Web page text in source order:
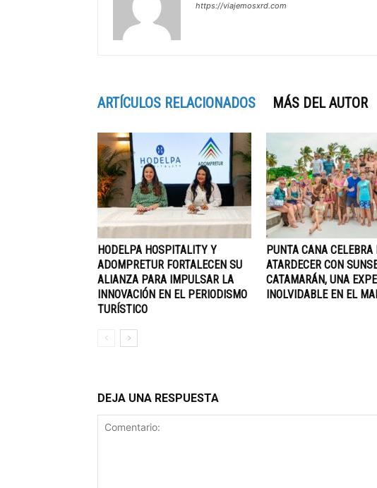
https://viajemosxrd.com
ARTÍCULOS RELACIONADOS MÁS DEL AUTOR
HODELPA HOSPITALITY Y
ADOMPRETUR FORTALECEN SU
ALIANZA PARA IMPULSAR LA
INNOVACIÓN EN EL PERIODISMO
TURÍSTICO
PUNTA CANA CELEBRA
ATARDECER CON
CATAMARÁN, UNA
INOLVIDABLE EN EL
DEJA UNA RESPUESTA